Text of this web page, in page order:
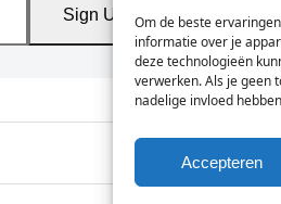
Om de beste
informatie over je
deze technologieën
verwerken. Als je geen
nadelige invloed
Accepteren
Sign Up